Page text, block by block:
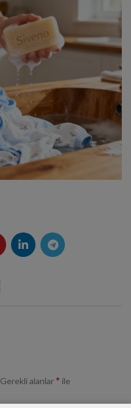
Gerekli alanlar * ile